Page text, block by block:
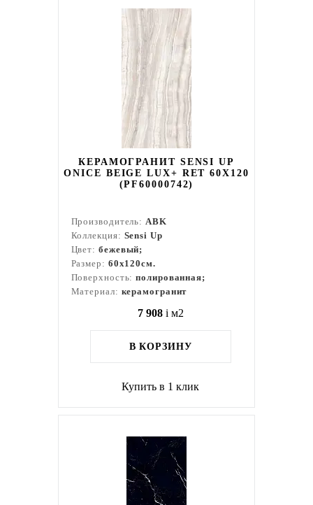
КЕРАМОГРАНИТ SENSI UP
ONICE BEIGE LUX+ RET 60X120
(PF60000742)
Производитель:ABK
Коллекция: Sensi Up
Цвет: бежевый;
Размер: 60x120см.
Поверхность:полированная;
Материал: керамогранит
7 908 i м2
В КОРЗИНУ
Купить в 1 клик